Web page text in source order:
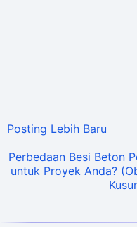
Posting Lebih Baru
Perbedaan Besi Beton
untuk Proyek Anda?